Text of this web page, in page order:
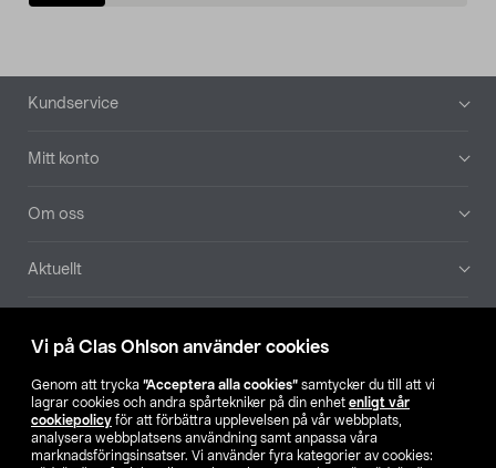
Vi på Clas Ohlson använder cookies
Genom att trycka ”Acceptera alla cookies” samtycker du till att vi
lagrar cookies och andra spårtekniker på din enhet enligt vår
cookiepolicy för att förbättra upplevelsen på vår webbplats,
analysera webbplatsens användning samt anpassa våra
marknadsföringsinsatser. Vi använder fyra kategorier av cookies:
Sidfot
Kundservice
Mitt konto
Om oss
Aktuellt
Hitta butik
SE NO FI